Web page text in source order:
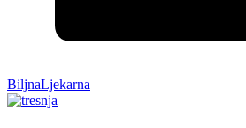
BiljnaLjekarna